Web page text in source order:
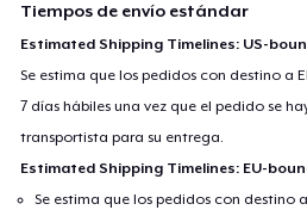
Tiempos de envío estándar
Estimated Shipping Timelines: US-
Se estima que los pedidos con destino a
7 días hábiles una vez que el pedido se
transportista para su entrega.
Estimated Shipping Timelines: EU-
Se estima que los pedidos con destino